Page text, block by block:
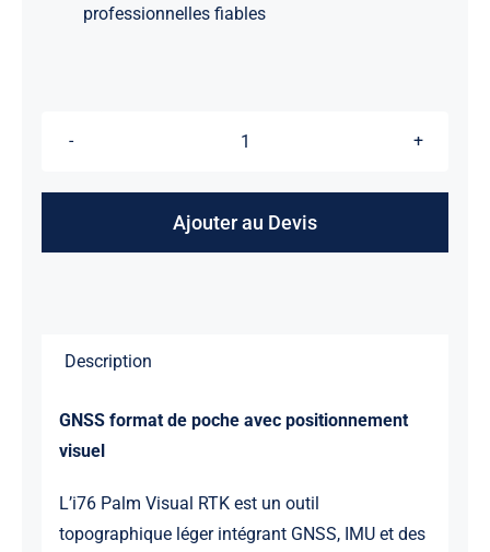
professionnelles fiables
quantité
i76
Ajouter au Devis
Description
GNSS format de poche avec positionnement
visuel
L’i76 Palm Visual RTK est un outil
topographique léger intégrant GNSS, IMU et des